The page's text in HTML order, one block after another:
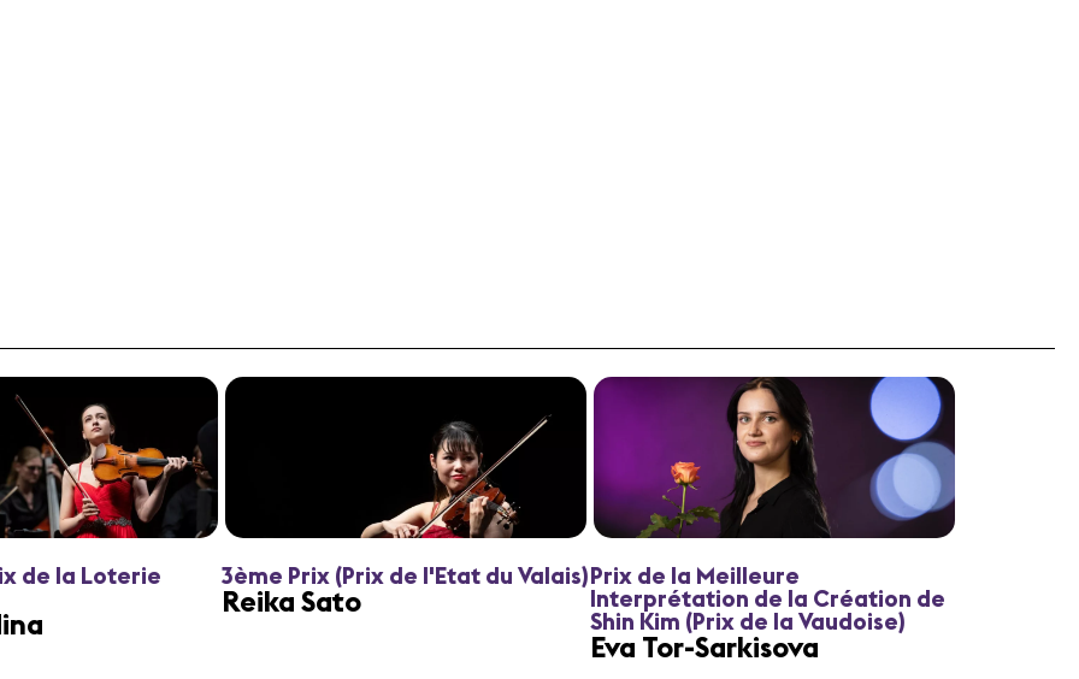
de la Loterie
3ème Prix (Prix de l'Etat du Valais)
Reika Sato
Prix de la Meilleure
Interprétation de la Création de
Shin Kim (Prix de la Vaudoise)
Eva Tor-Sarkisova